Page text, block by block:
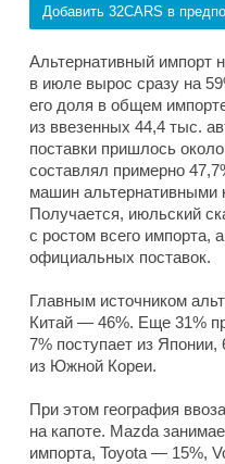
Добавить 32CARS в
Альтернативный импорт
в июле вырос сразу на
его доля в общем
из ввезенных 44,4 тыс.
поставки пришлось
составлял примерно
машин альтернативными
Получается, июльский
с ростом всего импорта,
официальных поставок.
Главным источником
Китай — 46%. Еще 31%
7% поступает из
из Южной Кореи.
При этом география
на капоте. Mazda
импорта, Toyota — 15%,